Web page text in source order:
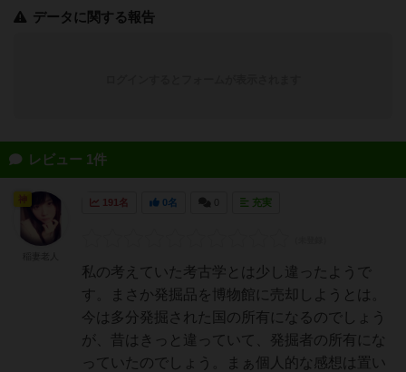
データに関する報告
レビュー 1件
191名 0名 充実
私の考えていた考古学とは少し違ったようで
す。まさか発掘品を博物館に売却しようとは。
今は多分発掘された国の所有になるのでしょう
が、昔はきっと違っていて、発掘者の所有にな
っていたのでしょう。まぁ個人的な感想は置い
神